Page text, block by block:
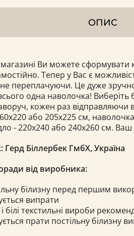
ОПИС
Ви можете сформувати
Тепер у Вас є
переплачуючи. Це дуже
одна наволочка! Виберіть
кожен раз відправляючи
або 205x225 см,
- 220x240 або 240х260 см.
Біллербек ГмбХ, Україна
від виробника:
білизну перед першим
випрати
білі текстильні вироби
прати постільну білизну